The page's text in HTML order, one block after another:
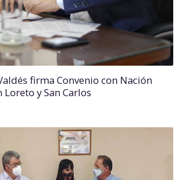
firma Convenio con Nación
y San Carlos